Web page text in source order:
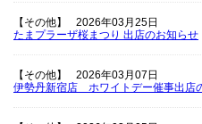
【その他】
2026年03月25日
たまプラーザ桜まつり 出店のお知らせ
【その他】
2026年03月07日
伊勢丹新宿店 ホワイトデー催事出店